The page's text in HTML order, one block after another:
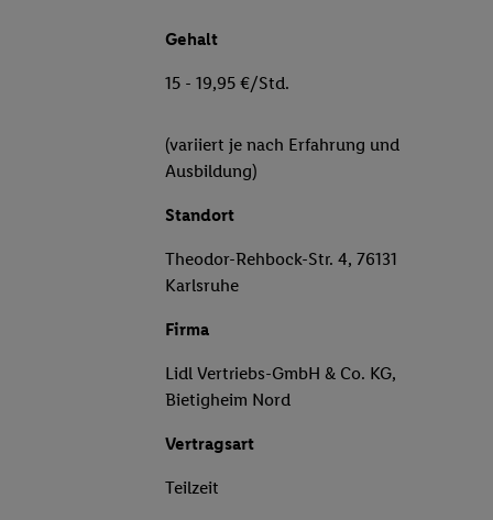
Gehalt
15 - 19,95 €/Std.
(variiert je nach Erfahrung und
Ausbildung)
Standort
Theodor-Rehbock-Str. 4, 76131
Karlsruhe
Firma
Lidl Vertriebs-GmbH & Co. KG,
Bietigheim Nord
Vertragsart
Teilzeit